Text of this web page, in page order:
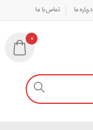
درباره ما تماس با ما
0